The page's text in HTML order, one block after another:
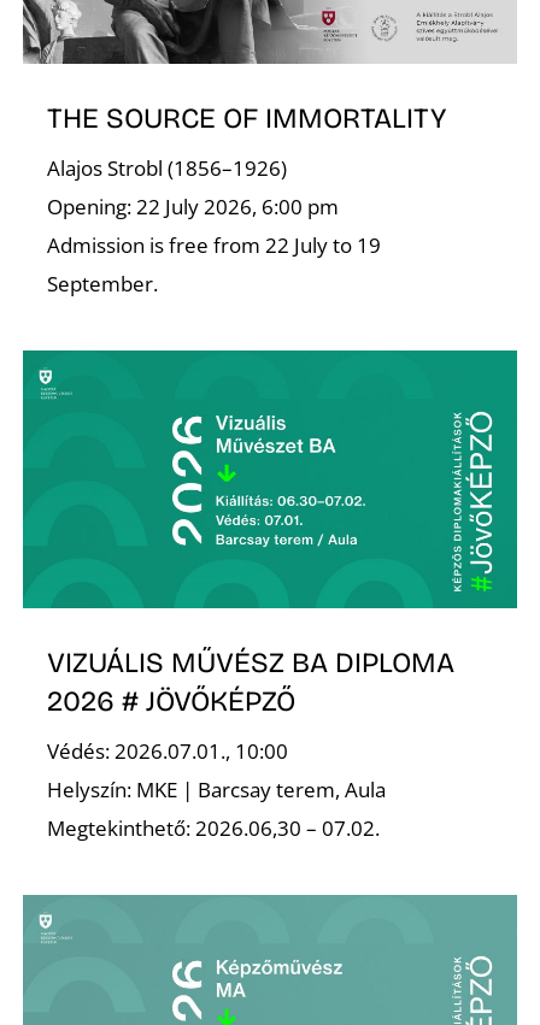
THE SOURCE OF IMMORTALITY
Alajos Strobl (1856–1926)
Opening: 22 July 2026, 6:00 pm
Admission is free from 22 July to 19
September.
VIZUÁLIS MŰVÉSZ BA DIPLOMA
2026 # JÖVŐKÉPZŐ
Védés: 2026.07.01., 10:00
Helyszín: MKE | Barcsay terem, Aula
Megtekinthető: 2026.06,30 – 07.02.